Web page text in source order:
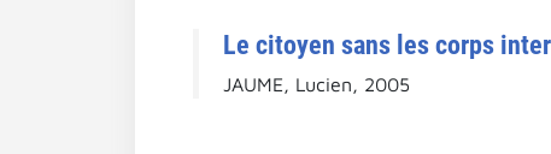
Le citoyen sans les corps
JAUME, Lucien, 2005